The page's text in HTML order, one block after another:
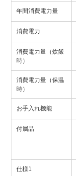
年間消費電力量
消費電力
消費電力量（炊飯
時）
消費電力量（保温
時）
お手入れ機能
付属品
仕様1